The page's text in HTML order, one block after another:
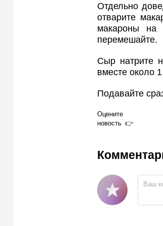
Отдельно
отварите
макароны на
перемешайте.
Сыр натрите
вместе около
Подавайте
Оцените
новость